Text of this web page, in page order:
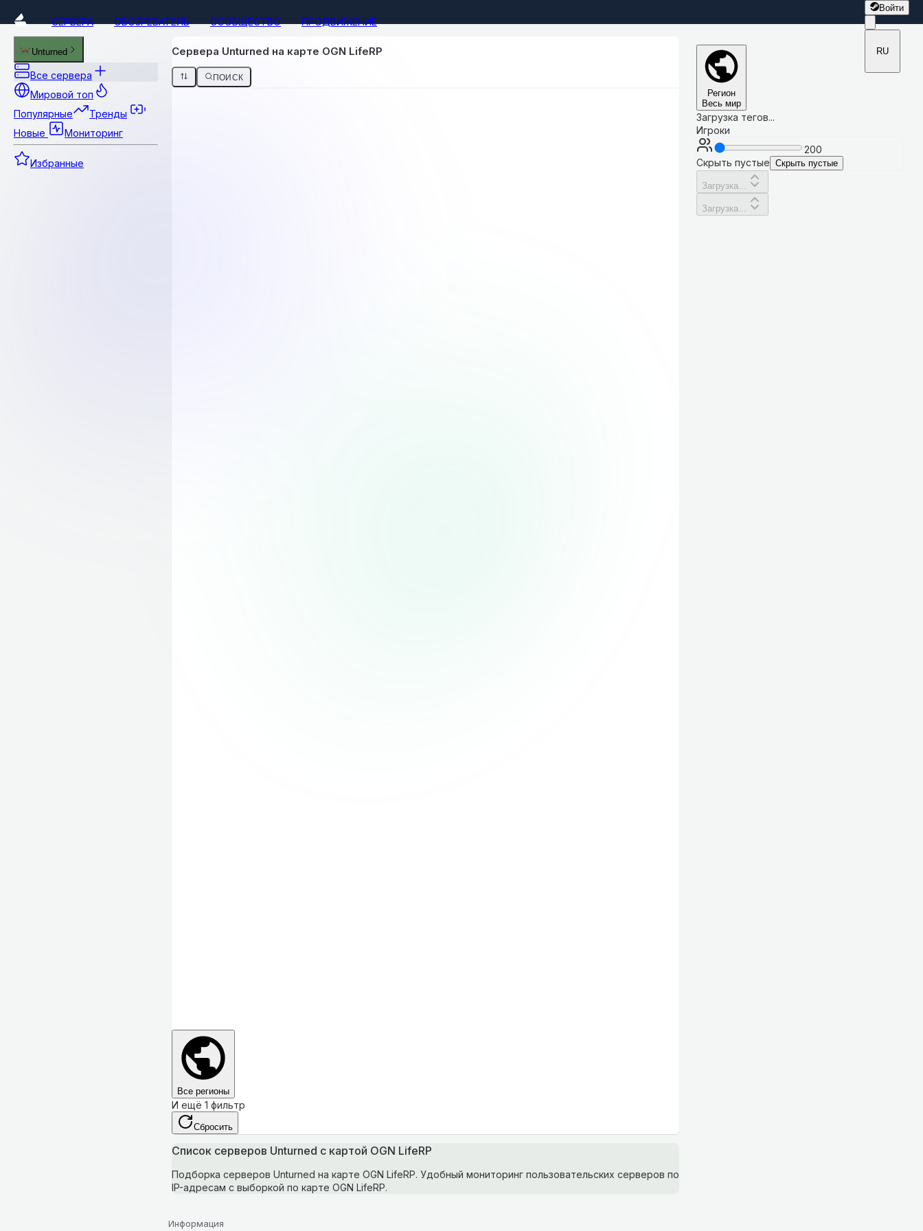
СЕРВЕРА ОБОЗРЕВАТЕЛЬ СООБЩЕСТВО ПРОДВИЖЕНИЕ
Войти
RU
Unturned
Все сервера
Мировой топ
Популярные
Тренды
Новые
Мониторинг
Избранные
Сервера Unturned на карте OGN LifeRP
ПОИСК
Все регионы
И ещё 1 фильтр
Сбросить
Список серверов Unturned с картой OGN LifeRP
Подборка серверов Unturned на карте OGN LifeRP. Удобный мониторинг пользовательских серверов по
IP-адресам с выборкой по карте OGN LifeRP.
Регион
Весь мир
Загрузка тегов...
Игроки
200
Скрыть пустые Скрыть пустые
Загрузка...
Загрузка...
Информация